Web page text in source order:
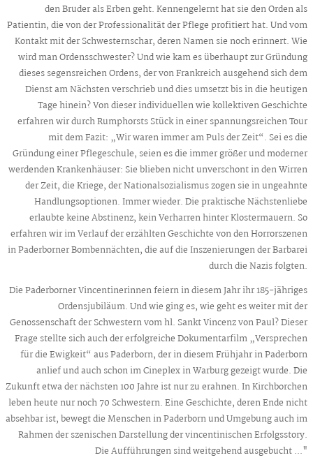
den Bruder als Erben geht. Kennengelernt hat sie den Orden als
Patientin, die von der Professionalität der Pflege profitiert hat. Und vom
Kontakt mit der Schwesternschar, deren Namen sie noch erinnert. Wie
wird man Ordensschwester? Und wie kam es überhaupt zur Gründung
dieses segensreichen Ordens, der von Frankreich ausgehend sich dem
Dienst am Nächsten verschrieb und dies umsetzt bis in die heutigen
Tage hinein? Von dieser individuellen wie kollektiven Geschichte
erfahren wir durch Rumphorsts Stück in einer spannungsreichen Tour
mit dem Fazit: „Wir waren immer am Puls der Zeit“. Sei es die
Gründung einer Pflegeschule, seien es die immer größer und moderner
werdenden Krankenhäuser: Sie blieben nicht unverschont in den Wirren
der Zeit, die Kriege, der Nationalsozialismus zogen sie in ungeahnte
Handlungsoptionen. Immer wieder. Die praktische Nächstenliebe
erlaubte keine Abstinenz, kein Verharren hinter Klostermauern. So
erfahren wir im Verlauf der erzählten Geschichte von den Horrorszenen
in Paderborner Bombennächten, die auf die Inszenierungen der Barbarei
durch die Nazis folgten.
Die Paderborner Vincentinerinnen feiern in diesem Jahr ihr 185-jähriges
Ordensjubiläum. Und wie ging es, wie geht es weiter mit der
Genossenschaft der Schwestern vom hl. Sankt Vincenz von Paul? Dieser
Frage stellte sich auch der erfolgreiche Dokumentarfilm „Versprechen
für die Ewigkeit“ aus Paderborn, der in diesem Frühjahr in Paderborn
anlief und auch schon im Cineplex in Warburg gezeigt wurde. Die
Zukunft etwa der nächsten 100 Jahre ist nur zu erahnen. In Kirchborchen
leben heute nur noch 70 Schwestern. Eine Geschichte, deren Ende nicht
absehbar ist, bewegt die Menschen in Paderborn und Umgebung auch im
Rahmen der szenischen Darstellung der vincentinischen Erfolgsstory.
Die Aufführungen sind weitgehend ausgebucht ..."